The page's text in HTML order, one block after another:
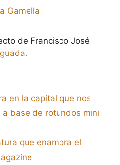
Gamella
de Francisco José
en la capital que nos
base de rotundos mini
que enamora el